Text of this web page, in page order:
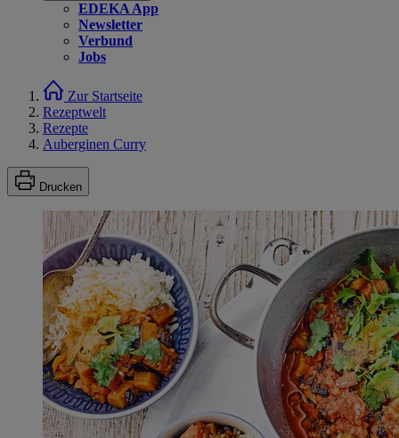
EDEKA App
Newsletter
Verbund
Jobs
Zur Startseite
Rezeptwelt
Rezepte
Auberginen Curry
Drucken